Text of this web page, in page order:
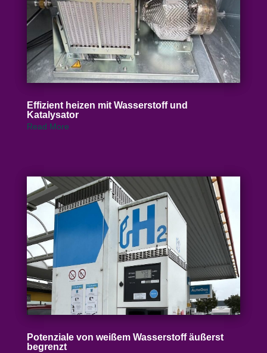
Effizient heizen mit Wasser­stoff und
Katalysator
Read More
Poten­ziale von weißem Wasser­stoff äußerst
begrenzt